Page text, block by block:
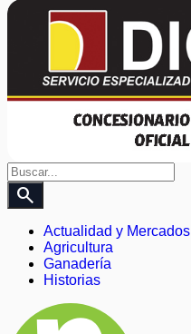
search
Actualidad y Mercados
Agricultura
Ganadería
Historias